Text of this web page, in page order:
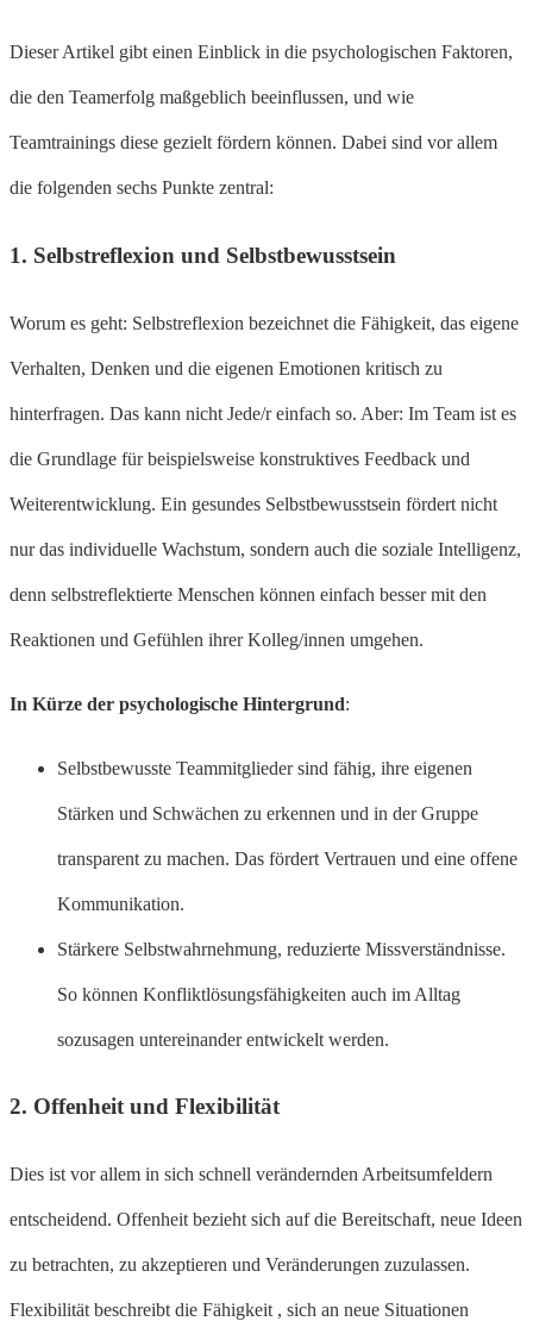
Dieser Artikel gibt einen Einblick in die psychologischen Faktoren,
die den Teamerfolg maßgeblich beeinflussen, und wie
Teamtrainings diese gezielt fördern können. Dabei sind vor allem
die folgenden sechs Punkte zentral:
1. Selbstreflexion und Selbstbewusstsein
Worum es geht: Selbstreflexion bezeichnet die Fähigkeit, das eigene
Verhalten, Denken und die eigenen Emotionen kritisch zu
hinterfragen. Das kann nicht Jede/r einfach so. Aber: Im Team ist es
die Grundlage für beispielsweise konstruktives Feedback und
Weiterentwicklung. Ein gesundes Selbstbewusstsein fördert nicht
nur das individuelle Wachstum, sondern auch die soziale Intelligenz,
denn selbstreflektierte Menschen können einfach besser mit den
Reaktionen und Gefühlen ihrer Kolleg/innen umgehen.
In Kürze der psychologische Hintergrund:
Selbstbewusste Teammitglieder sind fähig, ihre eigenen
Stärken und Schwächen zu erkennen und in der Gruppe
transparent zu machen. Das fördert Vertrauen und eine offene
Kommunikation.
Stärkere Selbstwahrnehmung, reduzierte Missverständnisse.
So können Konfliktlösungsfähigkeiten auch im Alltag
sozusagen untereinander entwickelt werden.
2. Offenheit und Flexibilität
Dies ist vor allem in sich schnell verändernden Arbeitsumfeldern
entscheidend. Offenheit bezieht sich auf die Bereitschaft, neue Ideen
zu betrachten, zu akzeptieren und Veränderungen zuzulassen.
Flexibilität beschreibt die Fähigkeit , sich an neue Situationen